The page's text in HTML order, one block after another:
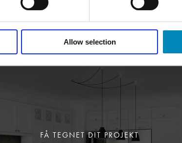
Allow selection
FÅ TEGNET DIT PROJEKT